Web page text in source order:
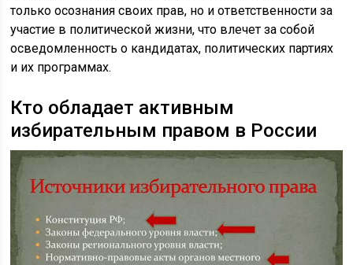
только осознания своих прав, но и ответственности за
участие в политической жизни, что влечет за собой
осведомленность о кандидатах, политических партиях
и их программах.
Кто обладает активным
избирательным правом в России